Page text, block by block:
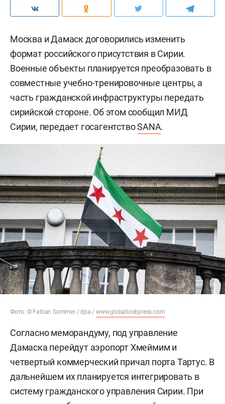
Москва и Дамаск договорились изменить
формат российского присутствия в Сирии.
Военные объекты планируется преобразовать в
совместные учебно-тренировочные центры, а
часть гражданской инфраструктуры передать
сирийской стороне. Об этом сообщил МИД
Сирии, передает госагентствоSANA.
Фото: © Fabian Sommer / dpa /www.globallookpress.com
Согласно меморандуму, под управление
Дамаска перейдут аэропорт Хмеймим и
четвертый коммерческий причал порта Тартус. В
дальнейшем их планируется интегрировать в
систему гражданского управления Сирии. При